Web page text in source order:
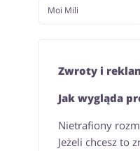
Moi Mili
Zwroty i
Jak wygląda
Nietrafiony
Jeżeli chcesz to